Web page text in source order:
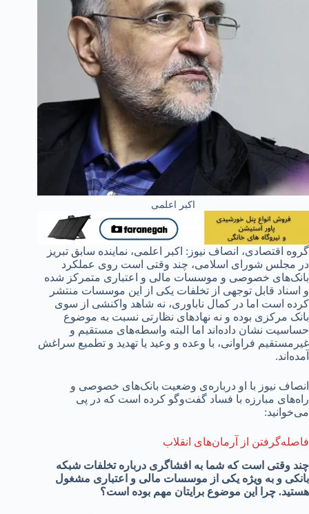
اکبر اعلمی
گروه اقتصادی، انصاف نیوز: اکبر اعلمی، نماینده سابق تبریز
در مجلس شورای اسلامی، چند وقتی است روی عملکرد
بانک‌های خصوصی و موسسات مالی و اعتباری متمرکز شده
و اسناد قابل توجهی از تخلفات یکی از این موسسات منتشر
کرده است اما در کمال ناباوری، نه شاهد واکنشی از سوی
بانک مرکزی بوده و نه نهادهای نظارتی نسبت به موضوع
حساسیت نشان داده‌اند اما البته واسطه‌های مستقیم و
غیرمستقیم فراوانی، با وعده و وعید یا تهدید و تطمیع سراغش
آمده‌اند.
انصاف نیوز با او درباره‌ی وضعیت بانک‌های خصوصی و
راه‌های مبارزه با فساد گفت‌وگو کرده است که در پی
می‌خوانید:
فاصله‌گرفتن از آرمان‌های انقلاب
چند وقتی است که شما به افشاگری درباره تخلفات شبکه
بانکی و به ‌ویژه یکی از موسسات مالی و اعتباری مشغول
هستید. چرا این موضوع برایتان مهم بوده است؟